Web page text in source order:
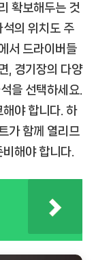
확보해두는 것
석의 위치도 주
서 드라이버들
, 경기장의 다양
을 선택하세요.
해야 합니다. 하
가 함께 열리므
해야 합니다.